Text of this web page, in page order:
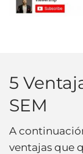
5
SEM
A
ventajas que